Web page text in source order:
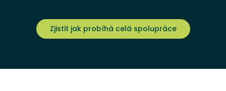
Zjistit jak probíhá celá spolupráce